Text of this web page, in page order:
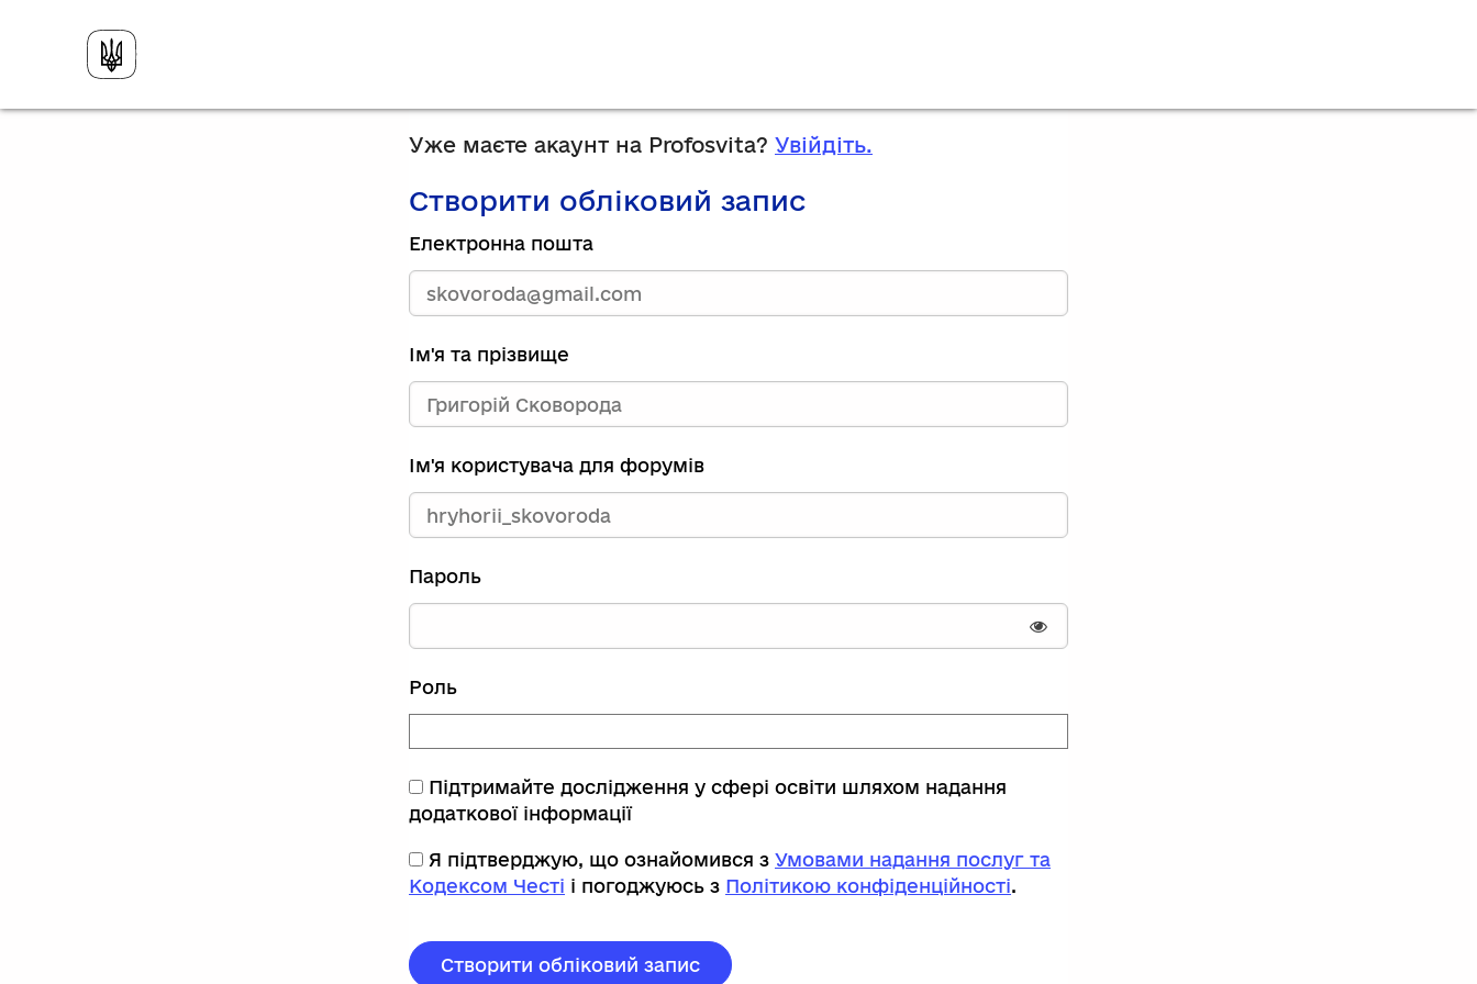
Уже маєте акаунт на Profosvita? Увійдіть.
Створити обліковий запис
Електронна пошта
Ім'я та прізвище
Ім'я користувача для форумів
Пароль
Показати пароль
Роль
Підтримайте дослідження у сфері освіти шляхом надання
додаткової інформації
Я підтверджую, що ознайомився з Умовами надання послуг та
Кодексом Честі і погоджуюсь з Політикою конфіденційності.
Створити обліковий запис